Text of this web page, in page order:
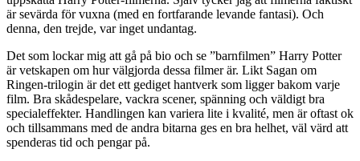
är sevärda för vuxna (med en fortfarande levande fantasi). Och
denna, den trejde, var inget undantag.
Det som lockar mig att gå på bio och se ”barnfilmen” Harry Potter
är vetskapen om hur välgjorda dessa filmer är. Likt Sagan om
Ringen-trilogin är det ett gediget hantverk som ligger bakom varje
film. Bra skådespelare, vackra scener, spänning och väldigt bra
specialeffekter. Handlingen kan variera lite i kvalité, men är oftast ok
och tillsammans med de andra bitarna ges en bra helhet, väl värd att
spenderas tid och pengar på.